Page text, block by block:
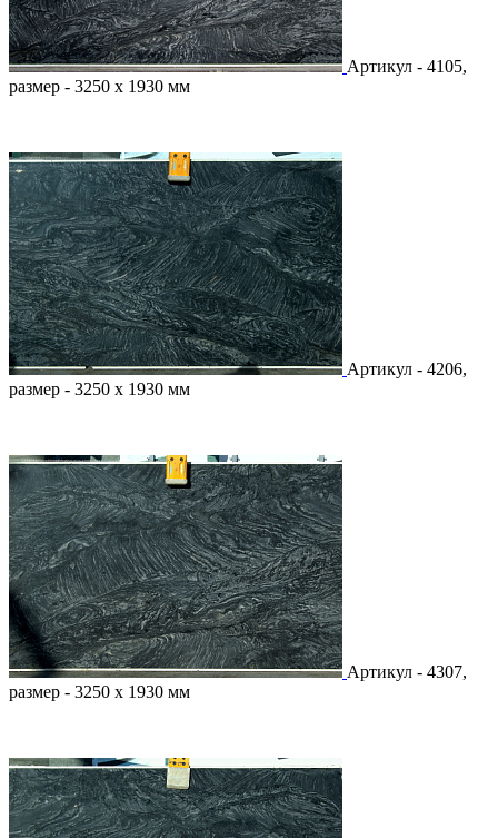
Артикул - 4105,
размер - 3250 х 1930 мм
Артикул - 4206,
размер - 3250 х 1930 мм
Артикул - 4307,
размер - 3250 х 1930 мм